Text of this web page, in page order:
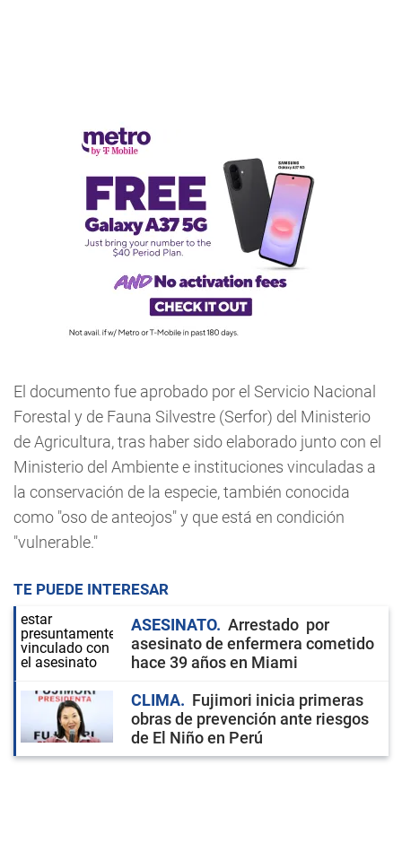
El documento fue aprobado por el Servicio Nacional
Forestal y de Fauna Silvestre (Serfor) del Ministerio
de Agricultura, tras haber sido elaborado junto con el
Ministerio del Ambiente e instituciones vinculadas a
la conservación de la especie, también conocida
como "oso de anteojos" y que está en condición
"vulnerable."
TE PUEDE INTERESAR
ASESINATO
Arrestado por
asesinato de enfermera cometido
hace 39 años en Miami
CLIMA
Fujimori inicia primeras
obras de prevención ante riesgos
de El Niño en Perú